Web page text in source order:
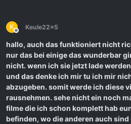
K
Offline
Keule22x5
hallo, auch das funktioniert nicht
nur das bei einige das wunderbar
nicht. wenn ich sie jetzt lade
und das denke ich mir tu ich mir
abzugeben. somit werde ich diese
rausnehmen. sehe nicht ein noch
filme die ich schon komplett hab
befinden, wo die anderen auch